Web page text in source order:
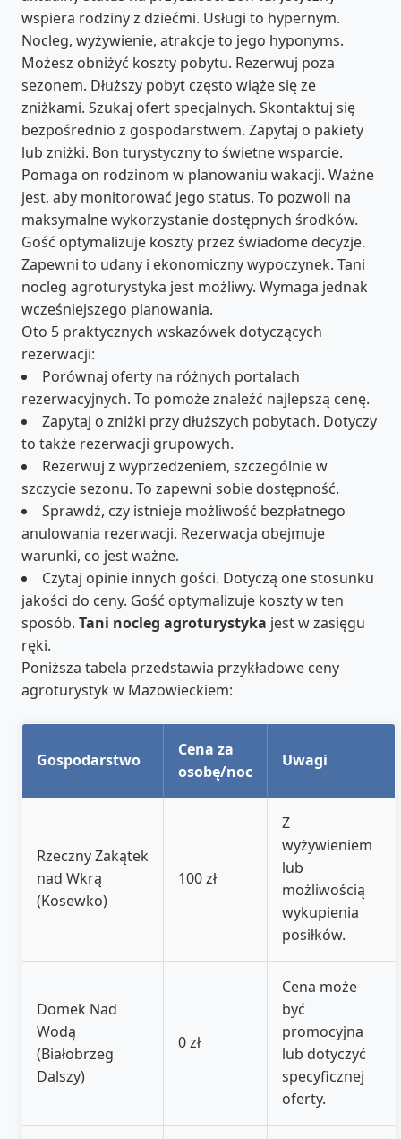
wspiera rodziny z dziećmi. Usługi to hypernym.
Nocleg, wyżywienie, atrakcje to jego hyponyms.
Możesz obniżyć koszty pobytu. Rezerwuj poza
sezonem. Dłuższy pobyt często wiąże się ze
zniżkami. Szukaj ofert specjalnych. Skontaktuj się
bezpośrednio z gospodarstwem. Zapytaj o pakiety
lub zniżki. Bon turystyczny to świetne wsparcie.
Pomaga on rodzinom w planowaniu wakacji. Ważne
jest, aby monitorować jego status. To pozwoli na
maksymalne wykorzystanie dostępnych środków.
Gość optymalizuje koszty przez świadome decyzje.
Zapewni to udany i ekonomiczny wypoczynek. Tani
nocleg agroturystyka jest możliwy. Wymaga jednak
wcześniejszego planowania.
Oto 5 praktycznych wskazówek dotyczących
rezerwacji:
Porównaj oferty na różnych portalach
rezerwacyjnych. To pomoże znaleźć najlepszą cenę.
Zapytaj o zniżki przy dłuższych pobytach. Dotyczy
to także rezerwacji grupowych.
Rezerwuj z wyprzedzeniem, szczególnie w
szczycie sezonu. To zapewni sobie dostępność.
Sprawdź, czy istnieje możliwość bezpłatnego
anulowania rezerwacji. Rezerwacja obejmuje
warunki, co jest ważne.
Czytaj opinie innych gości. Dotyczą one stosunku
jakości do ceny. Gość optymalizuje koszty w ten
sposób. Tani nocleg agroturystyka jest w zasięgu
ręki.
Poniższa tabela przedstawia przykładowe ceny
agroturystyk w Mazowieckiem:
Gospodarstwo
Cena za
osobę/noc
Uwagi
Rzeczny Zakątek
nad Wkrą
(Kosewko)
100 zł
Z
wyżywieniem
lub
możliwością
wykupienia
posiłków.
Domek Nad
Wodą
(Białobrzeg
Dalszy)
0 zł
Cena może
być
promocyjna
lub dotyczyć
specyficznej
oferty.